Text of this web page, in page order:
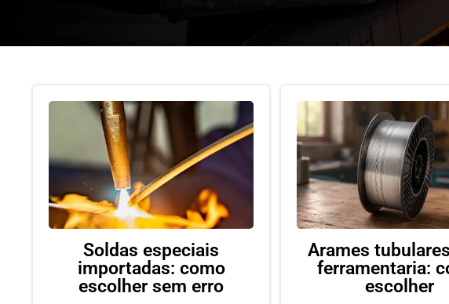
Soldas especiais
importadas: como
escolher sem erro
Arames
ferramentaria:
escolher